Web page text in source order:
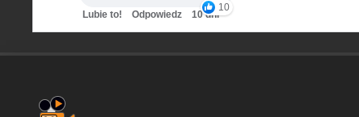
10
Lubie to! Odpowiedz 10 dni